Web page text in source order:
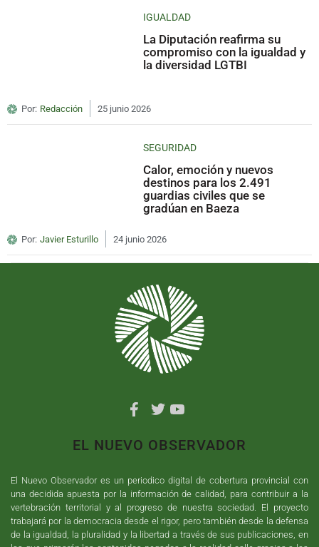
IGUALDAD
La Diputación reafirma su
compromiso con la igualdad y
la diversidad LGTBI
Por: Redacción 25 junio 2026
SEGURIDAD
Calor, emoción y nuevos
destinos para los 2.491
guardias civiles que se
gradúan en Baeza
Por: Javier Esturillo 24 junio 2026
EL NUEVO OBSERVADOR
El Nuevo Observador es un periodico digital de cobertura provincial con
una decidida apuesta por la información de calidad, para contribuir a la
vertebración territorial y al progreso de nuestra sociedad. El proyecto
trabajará por la democracia desde el rigor, pero también desde la defensa
de la igualdad, la pluralidad y la libertad a través de sus publicaciones, en